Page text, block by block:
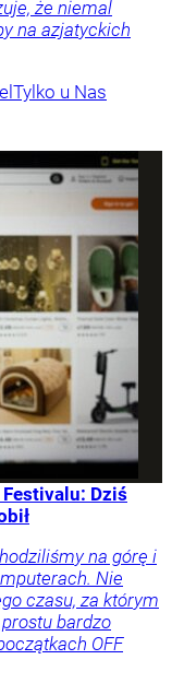
że niemal
na azjatyckich
Tylko u Nas
Festivalu: Dziś
na górę i
Nie
czasu, za którym
bardzo
OFF